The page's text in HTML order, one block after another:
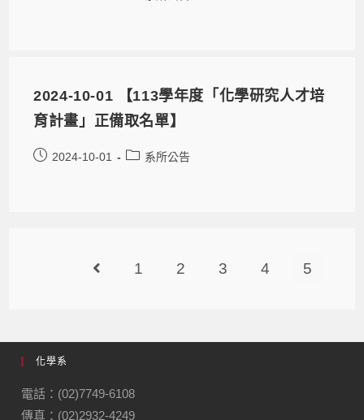
2024-10-01 【113學年度「化學研究人才培
育計畫」正備取名單】
2024-10-01 系所公告
1 2 3 4 5
化學系
電話：(02)7749-6108
傳真：(02)2932-4249